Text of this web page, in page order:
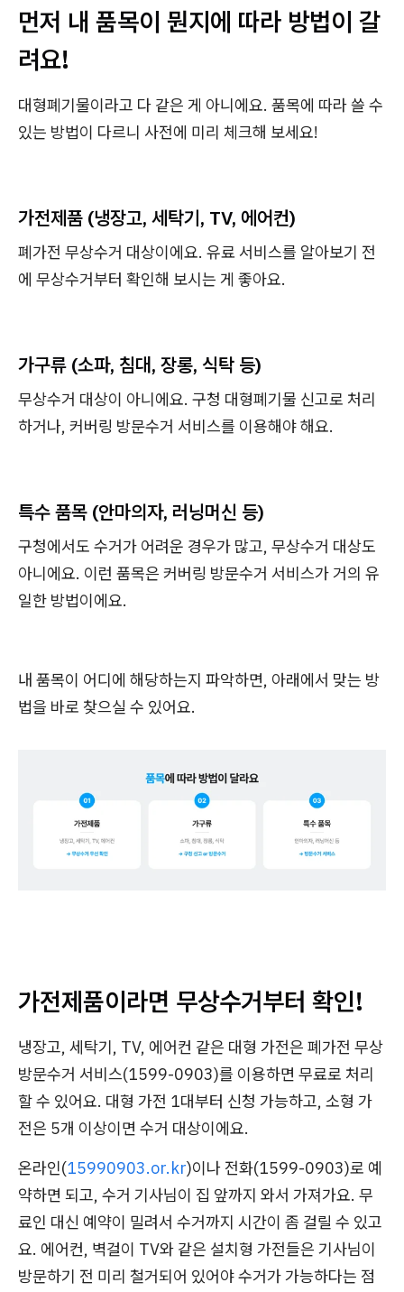
먼저 내 품목이 뭔지에 따라 방법이 갈
려요!
대형폐기물이라고 다 같은 게 아니에요. 품목에 따라 쓸 수
있는 방법이 다르니 사전에 미리 체크해 보세요!
가전제품 (냉장고, 세탁기, TV, 에어컨)
폐가전 무상수거 대상이에요. 유료 서비스를 알아보기 전
에 무상수거부터 확인해 보시는 게 좋아요.
가구류 (소파, 침대, 장롱, 식탁 등)
무상수거 대상이 아니에요. 구청 대형폐기물 신고로 처리
하거나, 커버링 방문수거 서비스를 이용해야 해요.
특수 품목 (안마의자, 러닝머신 등)
구청에서도 수거가 어려운 경우가 많고, 무상수거 대상도
아니에요. 이런 품목은 커버링 방문수거 서비스가 거의 유
일한 방법이에요.
내 품목이 어디에 해당하는지 파악하면, 아래에서 맞는 방
법을 바로 찾으실 수 있어요.
가전제품이라면 무상수거부터 확인!
냉장고, 세탁기, TV, 에어컨 같은 대형 가전은 폐가전 무상
방문수거 서비스(1599-0903)를 이용하면 무료로 처리
할 수 있어요. 대형 가전 1대부터 신청 가능하고, 소형 가
전은 5개 이상이면 수거 대상이에요.
온라인(15990903.or.kr)이나 전화(1599-0903)로 예
약하면 되고, 수거 기사님이 집 앞까지 와서 가져가요. 무
료인 대신 예약이 밀려서 수거까지 시간이 좀 걸릴 수 있고
요. 에어컨, 벽걸이 TV와 같은 설치형 가전들은 기사님이
방문하기 전 미리 철거되어 있어야 수거가 가능하다는 점